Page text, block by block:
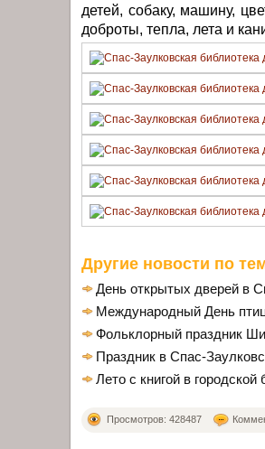
детей, собаку, машину,
доброты, тепла, лета и
Другие новости по
День открытых дверей в
Международный День
Фольклорный праздник
Праздник в Спас-
Лето с книгой в
Просмотров: 428487